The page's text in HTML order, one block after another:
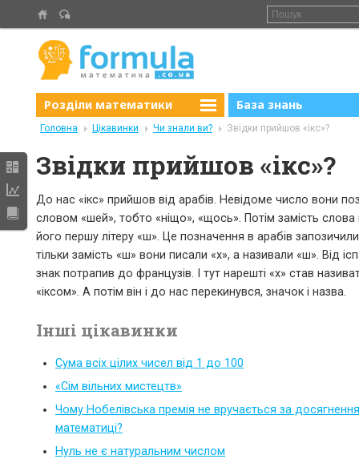
Розділи математики База знань
Головна Цікавинки Чи знали ви? Звідки прийшов «ікс»?
Звідки прийшов «ікс»?
До нас «ікс» прийшов від арабів. Невідоме число вони
словом «шей», тобто «ніщо», «щось». Потім замість слова
його першу літеру «ш». Це позначення в арабів запозичили
тільки замість «ш» вони писали «х», а називали «ш». Від
знак потрапив до французів. І тут нарешті «х» став
«іксом». А потім він і до нас перекинувся, значок і назва.
Інші цікавинки
Сума всіх цілих чисел від 1 до 100
«Сім вільних мистецтв»
Чому Нобелівська премія не вручається за
математиці?
Нуль не є натуральним числом